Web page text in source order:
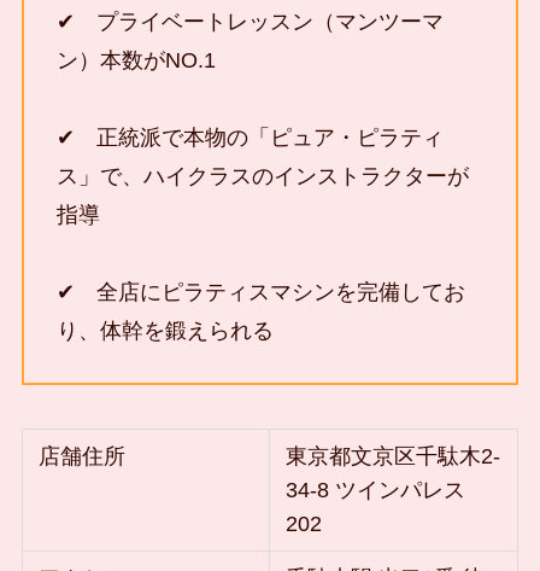
✔ プライベートレッスン（マンツーマ
ン）本数がNO.1
✔ 正統派で本物の「ピュア・ピラティ
ス」で、ハイクラスのインストラクターが
指導
✔ 全店にピラティスマシンを完備してお
り、体幹を鍛えられる
店舗住所
東京都文京区千駄木2-
34-8 ツインパレス
202